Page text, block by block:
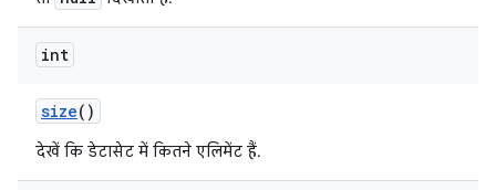
int
size()
देखें कि डेटासेट में कितने एलिमेंट हैं.